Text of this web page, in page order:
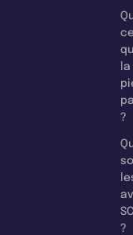
la
?
?